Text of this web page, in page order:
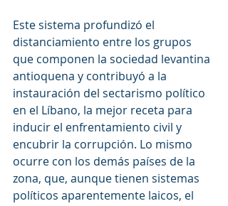
Este sistema profundizó el
distanciamiento entre los grupos
que componen la sociedad levantina
antioquena y contribuyó a la
instauración del sectarismo político
en el Líbano, la mejor receta para
inducir el enfrentamiento civil y
encubrir la corrupción. Lo mismo
ocurre con los demás países de la
zona, que, aunque tienen sistemas
políticos aparentemente laicos, el